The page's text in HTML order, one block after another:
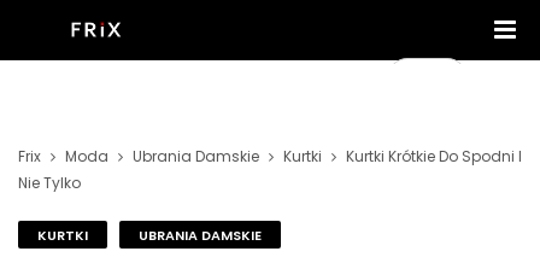
Frix Moda Ubrania Damskie Kurtki
Kurtki Krótkie Do Spodni I
Nie Tylko
KURTKI UBRANIA DAMSKIE